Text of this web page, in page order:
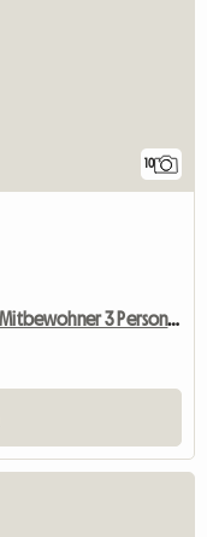
10
Sehr Schöne Wohnung Renoviert St. Remi Mitbewohner 3 Personen